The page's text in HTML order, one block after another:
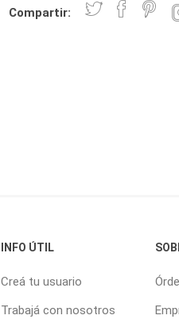
Compartir:
INFO ÚTIL
Creá tu usuario
Trabajá con nosotros